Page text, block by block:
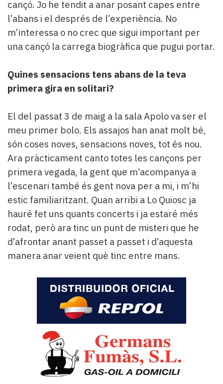
cançó. Jo he tendit a anar posant capes entre
l’abans i el després de l’experiència. No
m’interessa o no crec que sigui important per
una cançó la carrega biogràfica que pugui portar.
Quines sensacions tens abans de la teva
primera gira en solitari?
El del passat 3 de maig a la sala Apolo va ser el
meu primer bolo. Els assajos han anat molt bé,
són coses noves, sensacions noves, tot és nou.
Ara pràcticament canto totes les cançons per
primera vegada, la gent que m’acompanya a
l’escenari també és gent nova per a mi, i m’hi
estic familiaritzant. Quan arribi a Lo Quiosc ja
hauré fet uns quants concerts i ja estaré més
rodat, però ara tinc un punt de misteri que he
d’afrontar anant passet a passet i d’aquesta
manera anar veient què tinc entre mans.